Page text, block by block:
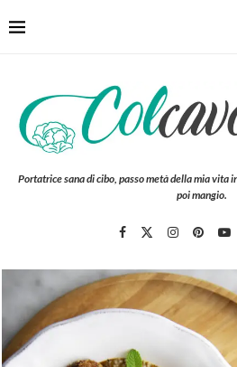
Portatrice sana di cibo, passo metà della mia vita
poi mangio.